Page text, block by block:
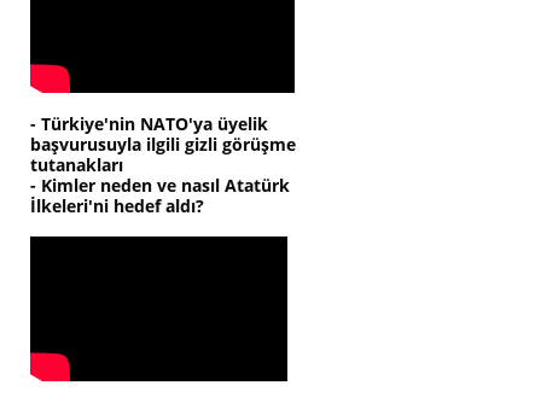
- Türkiye'nin NATO'ya üyelik
başvurusuyla ilgili gizli görüşme
tutanakları
- Kimler neden ve nasıl Atatürk
İlkeleri'ni hedef aldı?